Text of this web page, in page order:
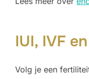
IUI, IVF
Volg je een